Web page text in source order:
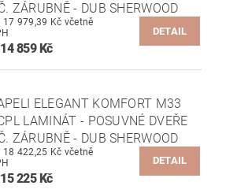
ZÁRUBNĚ - DUB SHERWOOD
979,39 Kč včetně
859 Kč
DETAIL
ELEGANT KOMFORT M33
LAMINÁT - POSUVNÉ DVEŘE
ZÁRUBNĚ - DUB SHERWOOD
422,25 Kč včetně
225 Kč
DETAIL